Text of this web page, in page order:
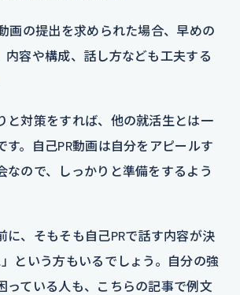
画の提出を求められた場合、早めの
内容や構成、話し方なども工夫する
と対策をすれば、他の就活生とは一
す。自己PR動画は自分をアピールす
なので、しっかりと準備をするよう
に、そもそも自己PRで話す内容が決
という方もいるでしょう。自分の強
っている人も、こちらの記事で例文